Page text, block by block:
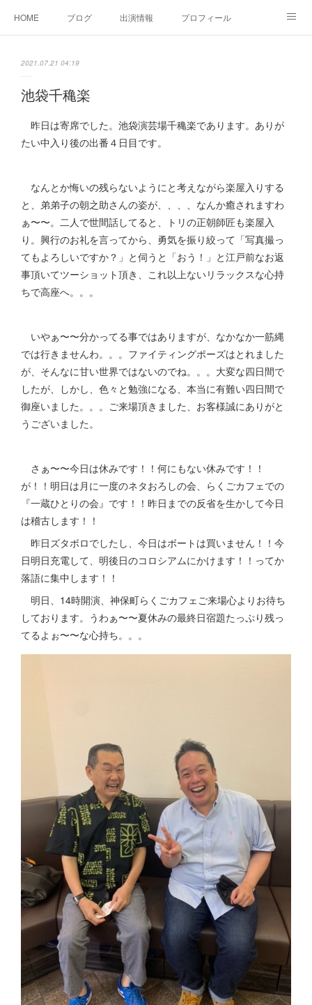
HOME ブログ 出演情報 プロフィール
2021.07.21 04:19
池袋千穐楽
昨日は寄席でした。池袋演芸場千穐楽であります。ありが
たい中入り後の出番４日目です。
なんとか悔いの残らないようにと考えながら楽屋入りする
と、弟弟子の朝之助さんの姿が、、、、なんか癒されますわ
ぁ〜〜。二人で世間話してると、トリの正朝師匠も楽屋入
り。興行のお礼を言ってから、勇気を振り絞って「写真撮っ
てもよろしいですか？」と伺うと「おう！」と江戸前なお返
事頂いてツーショット頂き、これ以上ないリラックスな心持
ちで高座へ。。。
いやぁ〜〜分かってる事ではありますが、なかなか一筋縄
では行きませんわ。。。ファイティングポーズはとれました
が、そんなに甘い世界ではないのでね。。。大変な四日間で
したが、しかし、色々と勉強になる、本当に有難い四日間で
御座いました。。。ご来場頂きました、お客様誠にありがと
うございました。
さぁ〜〜今日は休みです！！何にもない休みです！！
が！！明日は月に一度のネタおろしの会、らくごカフェでの
『一蔵ひとりの会』です！！昨日までの反省を生かして今日
は稽古します！！
昨日ズタボロでしたし、今日はボートは買いません！！今
日明日充電して、明後日のコロシアムにかけます！！ってか
落語に集中します！！
明日、14時開演、神保町らくごカフェご来場心よりお待ち
しております。うわぁ〜〜夏休みの最終日宿題たっぷり残っ
てるよぉ〜〜な心持ち。。。